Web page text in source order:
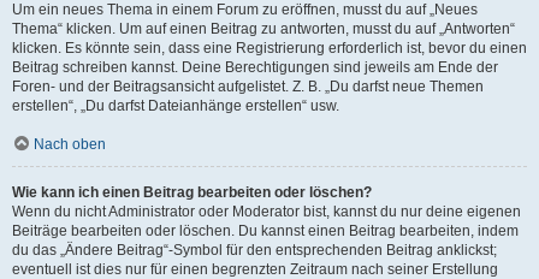
Um ein neues Thema in einem Forum zu eröffnen, musst du auf „Neues
Thema“ klicken. Um auf einen Beitrag zu antworten, musst du auf „Antworten“
klicken. Es könnte sein, dass eine Registrierung erforderlich ist, bevor du einen
Beitrag schreiben kannst. Deine Berechtigungen sind jeweils am Ende der
Foren- und der Beitragsansicht aufgelistet. Z. B. „Du darfst neue Themen
erstellen“, „Du darfst Dateianhänge erstellen“ usw.
Nach oben
Wie kann ich einen Beitrag bearbeiten oder löschen?
Wenn du nicht Administrator oder Moderator bist, kannst du nur deine eigenen
Beiträge bearbeiten oder löschen. Du kannst einen Beitrag bearbeiten, indem
du das „Ändere Beitrag“-Symbol für den entsprechenden Beitrag anklickst;
eventuell ist dies nur für einen begrenzten Zeitraum nach seiner Erstellung